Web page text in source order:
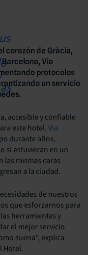
corazón de Gràcia,
Via
protocolos
un servicio
accesible y confiable
este hotel.Via
durante años,
si estuvieran en un
las mismas caras
a la ciudad.
de nuestros
que esforzarnos para
herramientas y
el mejor servicio
suena”, explica
Hotel.